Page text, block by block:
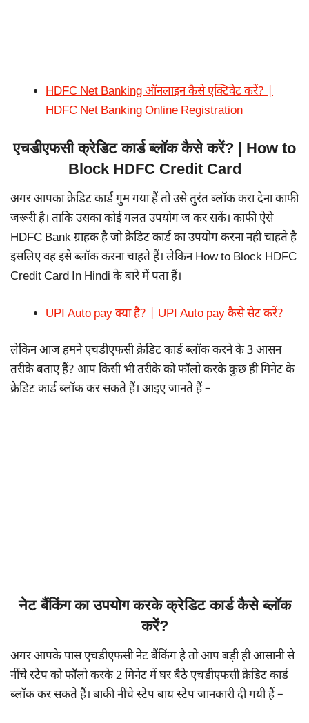
HDFC Net Banking ऑनलाइन कैसे एक्टिवेट करें? |
HDFC Net Banking Online Registration
एचडीएफसी क्रेडिट कार्ड ब्लॉक कैसे करें? | How to
Block HDFC Credit Card
अगर आपका क्रेडिट कार्ड गुम गया हैं तो उसे तुरंत ब्लॉक करा देना काफी
जरूरी है। ताकि उसका कोई गलत उपयोग ज कर सकें। काफी ऐसे
HDFC Bank ग्राहक है जो क्रेडिट कार्ड का उपयोग करना नही चाहते है
इसलिए वह इसे ब्लॉक करना चाहते हैं। लेकिन How to Block HDFC
Credit Card In Hindi के बारे में पता हैं।
UPI Auto pay क्या है? | UPI Auto pay कैसे सेट करें?
लेकिन आज हमने एचडीएफसी क्रेडिट कार्ड ब्लॉक करने के 3 आसन
तरीके बताए हैं? आप किसी भी तरीके को फॉलो करके कुछ ही मिनेट के
क्रेडिट कार्ड ब्लॉक कर सकते हैं। आइए जानते हैं –
नेट बैंकिंग का उपयोग करके क्रेडिट कार्ड कैसे ब्लॉक
करें?
अगर आपके पास एचडीएफसी नेट बैंकिंग है तो आप बड़ी ही आसानी से
नींचे स्टेप को फॉलो करके 2 मिनेट में घर बैठे एचडीएफसी क्रेडिट कार्ड
ब्लॉक कर सकते हैं। बाकी नींचे स्टेप बाय स्टेप जानकारी दी गयी हैं –